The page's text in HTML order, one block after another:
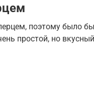
поэтому было
простой, но